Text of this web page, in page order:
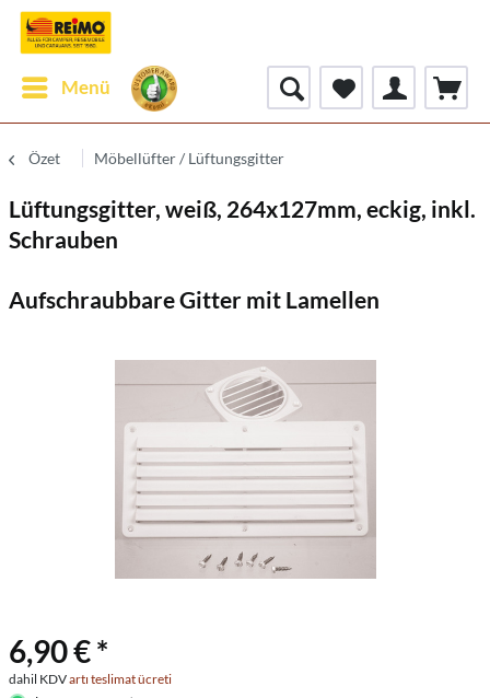
Menü
Özet Möbellüfter / Lüftungsgitter
Lüftungsgitter, weiß, 264x127mm, eckig, inkl.
Schrauben
Aufschraubbare Gitter mit Lamellen
6,90 € *
dahil KDVartı teslimat ücreti